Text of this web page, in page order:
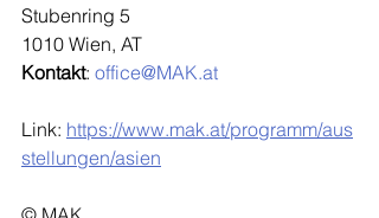
Stubenring 5
1010 Wien, AT
Kontakt: office@MAK.at
Link: https://www.mak.at/programm/aus
stellungen/asien